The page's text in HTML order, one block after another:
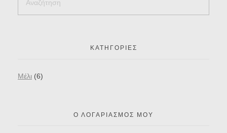
ΚΑΤΗΓΟΡΊΕΣ
Mέλι (6)
Ο ΛΟΓΑΡΙΑΣΜΌΣ ΜΟΥ